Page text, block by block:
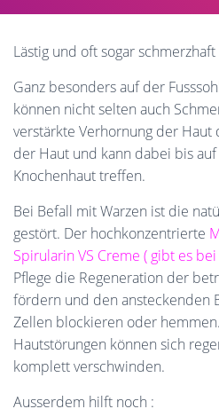
Lästig und oft sogar schmerzhaft
Ganz besonders auf der
können nicht selten auch
verstärkte Verhornung der
der Haut und kann dabei bis
Knochenhaut treffen.
Bei Befall mit Warzen ist die
gestört. Der hochkonzentrierte
Spirularin VS Creme ( gibt es bei
Pflege die Regeneration der
fördern und den ansteckenden
Zellen blockieren oder
Hautstörungen können sich
komplett verschwinden.
Ausserdem hilft noch :